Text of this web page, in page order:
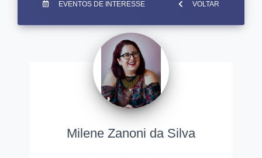
EVENTOS DE INTERESSE VOLTAR
Milene Zanoni da Silva